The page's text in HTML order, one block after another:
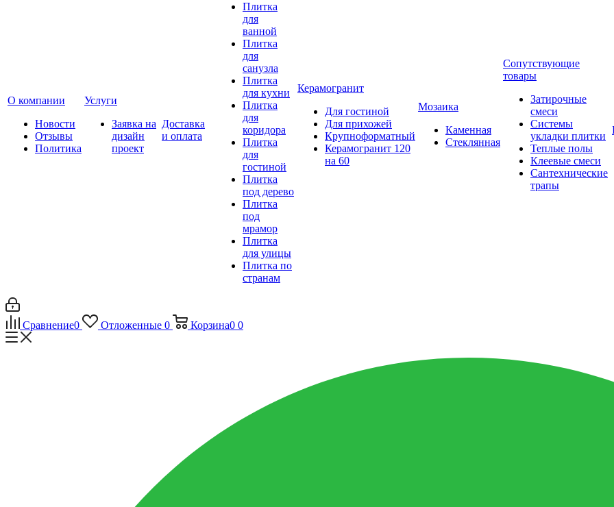
О компании
Новости
Отзывы
Политика
Услуги
Заявка на
дизайн
проект
Доставка
и оплата
Плитка
для
ванной
Плитка
для
санузла
Плитка
для кухни
Плитка
для
коридора
Плитка
для
гостиной
Плитка
под дерево
Плитка
под
мрамор
Плитка
для улицы
Плитка по
странам
Керамогранит
Для гостиной
Для прихожей
Крупноформатный
Керамогранит 120
на 60
Мозаика
Каменная
Стеклянная
Сопутствующие
товары
Затирочные
смеси
Системы
укладки плитки
Теплые полы
Клеевые смеси
Сантехнические
трапы
Сравнение0 Отложенные 0 Корзина0 0